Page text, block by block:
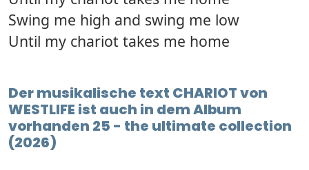
Swing me high and swing me low
Until my chariot takes me home
Der musikalische text CHARIOT von
WESTLIFE ist auch in dem Album
vorhanden 25 - the ultimate collection
(2026)